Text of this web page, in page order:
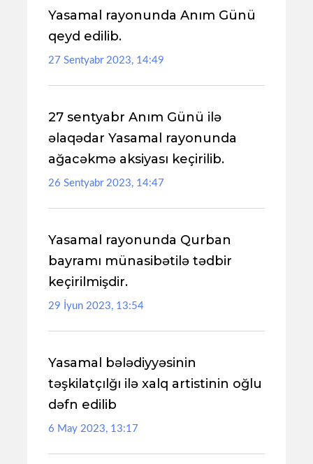
Yasamal rayonunda Anım Günü
qeyd edilib.
27 Sentyabr 2023, 14:49
27 sentyabr Anım Günü ilə
əlaqədar Yasamal rayonunda
ağacəkmə aksiyası keçirilib.
26 Sentyabr 2023, 14:47
Yasamal rayonunda Qurban
bayramı münasibətilə tədbir
keçirilmişdir.
29 İyun 2023, 13:54
Yasamal bələdiyyəsinin
təşkilatçılğı ilə xalq artistinin oğlu
dəfn edilib
6 May 2023, 13:17